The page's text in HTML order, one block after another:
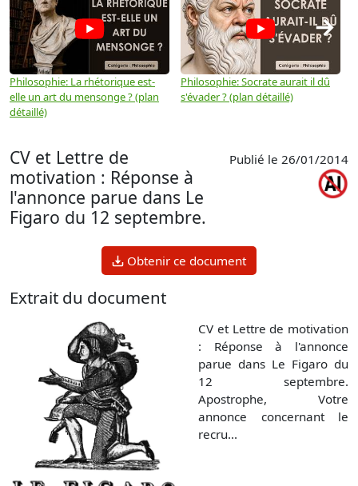
Philosophie: La rhétorique est-
elle un art du mensonge ? (plan
détaillé)
Philosophie: Socrate aurait il dû
s'évader ? (plan détaillé)
→
CV et Lettre de
motivation : Réponse à
l'annonce parue dans Le
Figaro du 12 septembre.
Publié le 26/01/2014
Obtenir ce document
Extrait du document
CV et Lettre de motivation
: Réponse à l'annonce
parue dans Le Figaro du
12 septembre.
Apostrophe, Votre
annonce concernant le
recru...